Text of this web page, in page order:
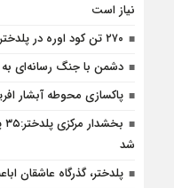
نیاز است
۲۷۰ تن کود اوره در پلدختر ذخیره‌سازی شد
دشمن با جنگ رسانه‌ای به
پاکسازی محوطه آبشار
شد
پلدختر، گذرگاه عاشقان